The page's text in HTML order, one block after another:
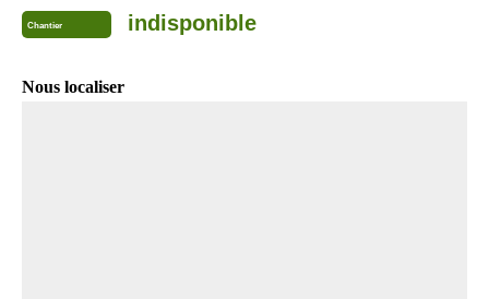
Chantier indisponible
Nous localiser